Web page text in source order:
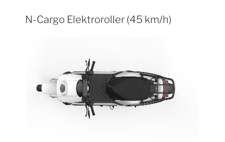
(45
N-Cargo Elektroroller (45 km/h)